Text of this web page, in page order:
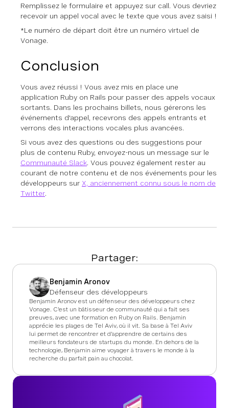
Remplissez le formulaire et appuyez sur call. Vous devriez
recevoir un appel vocal avec le texte que vous avez saisi !
*Le numéro de départ doit être un numéro virtuel de
Vonage.
Conclusion
Vous avez réussi ! Vous avez mis en place une
application Ruby on Rails pour passer des appels vocaux
sortants. Dans les prochains billets, nous gérerons les
événements d'appel, recevrons des appels entrants et
verrons des interactions vocales plus avancées.
Si vous avez des questions ou des suggestions pour
plus de contenu Ruby, envoyez-nous un message sur le
Communauté Slack. Vous pouvez également rester au
courant de notre contenu et de nos événements pour les
développeurs sur X, anciennement connu sous le nom de
Twitter.
Partager:
Benjamin Aronov
Défenseur des développeurs
Benjamin Aronov est un défenseur des développeurs chez
Vonage. C'est un bâtisseur de communauté qui a fait ses
preuves, avec une formation en Ruby on Rails. Benjamin
apprécie les plages de Tel Aviv, où il vit. Sa base à Tel Aviv
lui permet de rencontrer et d'apprendre de certains des
meilleurs fondateurs de startups du monde. En dehors de la
technologie, Benjamin aime voyager à travers le monde à la
recherche du parfait pain au chocolat.